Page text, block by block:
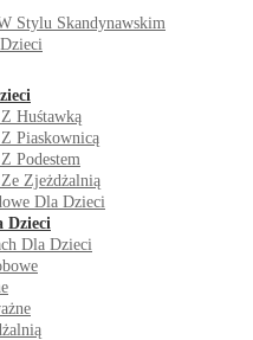
Stylu Skandynawskim
Huśtawką
Piaskownicą
Podestem
Zjeżdżalnią
Dla Dzieci
Dzieci
Dla Dzieci